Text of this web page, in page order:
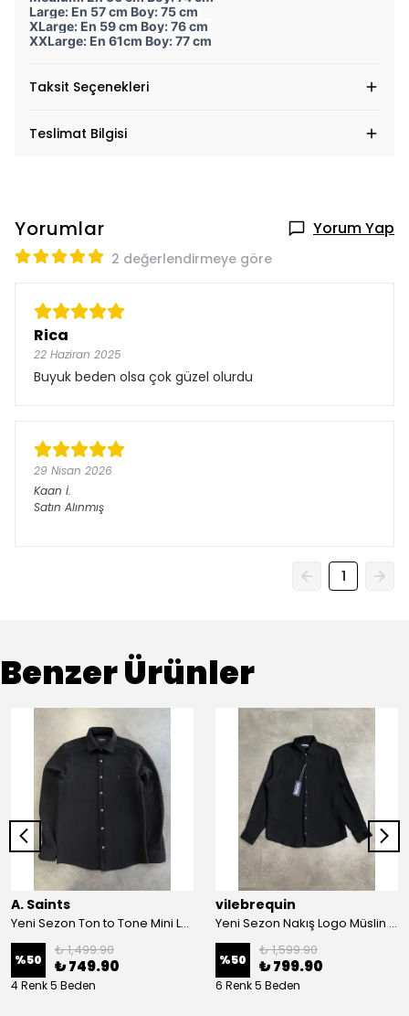
Large: En 57 cm Boy: 75 cm
XLarge: En 59 cm Boy: 76 cm
XXLarge: En 61cm Boy: 77 cm
Taksit Seçenekleri
Teslimat Bilgisi
Yorumlar Yorum Yap
2 değerlendirmeye göre
Rica
22 Haziran 2025
Buyuk beden olsa çok güzel olurdu
29 Nisan 2026
Kaan İ.
Satın Alınmış
1
Benzer Ürünler
A. Saints
Yeni Sezon Ton to Tone Mini Logo Oduncu Gömlek
%50
₺ 1,499.90
₺ 749.90
4 Renk 5 Beden
vilebrequin
Yeni Sezon Nakış Logo Müslin Gömlek
%50
₺ 1,599.90
₺ 799.90
6 Renk 5 Beden